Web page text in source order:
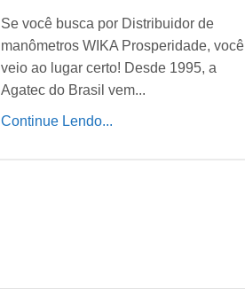
Se você busca por Distribuidor de
manômetros WIKA Prosperidade, você
veio ao lugar certo! Desde 1995, a
Agatec do Brasil vem...
Continue Lendo...